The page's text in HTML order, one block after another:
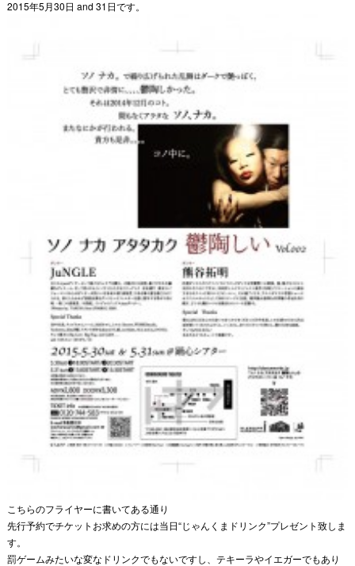
2015年5月30日 and 31日です。
こちらのフライヤーに書いてある通り
先行予約でチケットお求めの方には当日“じゃんくまドリンク”プレゼント致しま
す。
罰ゲームみたいな変なドリンクでもないですし、 テキーラやイエガーでもあり